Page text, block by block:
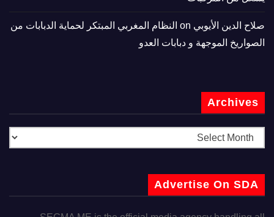
صلاح الدين الأيوبي
النظام المغربي المبتكر لحماية الدبابات من
الصواريخ الموجهة و دبابات العدو
Archives
Advertise On SDA